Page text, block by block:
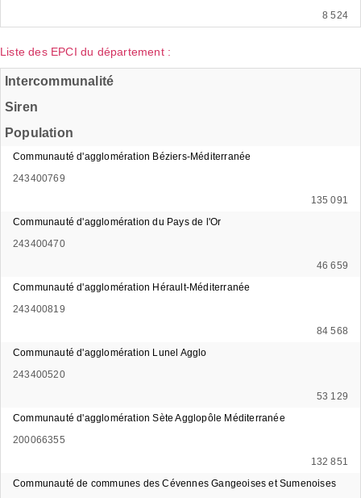
8 524
Liste des EPCI du département :
Intercommunalité
Siren
Population
Communauté d'agglomération Béziers-Méditerranée
243400769
135 091
Communauté d'agglomération du Pays de l'Or
243400470
46 659
Communauté d'agglomération Hérault-Méditerranée
243400819
84 568
Communauté d'agglomération Lunel Agglo
243400520
53 129
Communauté d'agglomération Sète Agglopôle Méditerranée
200066355
132 851
Communauté de communes des Cévennes Gangeoises et Sumenoises